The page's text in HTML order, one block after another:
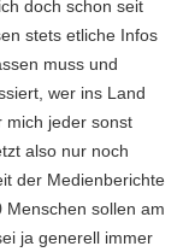
doch schon seit
stets etliche Infos
muss und
wer ins Land
mich jeder sonst
also nur noch
der Medienberichte
sollen am
ja generell immer